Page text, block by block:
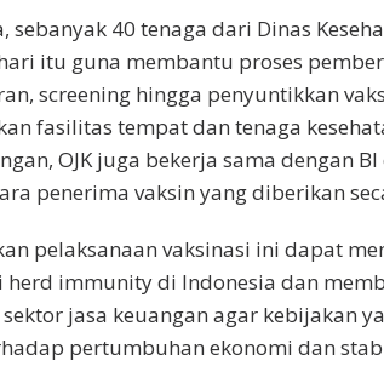
sebanyak 40 tenaga dari Dinas
itu guna membantu proses
screening hingga penyuntikkan
fasilitas tempat dan tenaga
OJK juga bekerja sama dengan
penerima vaksin yang diberikan
pelaksanaan vaksinasi ini dapat
herd immunity di Indonesia dan
jasa keuangan agar kebijakan
pertumbuhan ekonomi dan